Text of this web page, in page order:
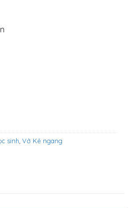
Enlight - Fruits (120 trang - 10
sinh, Vở Kẻ ngang